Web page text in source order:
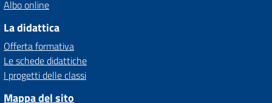
Albo online
La didattica
Offerta formativa
Le schede didattiche
I progetti delle classi
Mappa del sito